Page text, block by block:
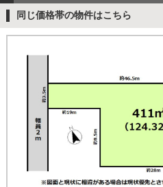
同じ価格帯の物件はこちら